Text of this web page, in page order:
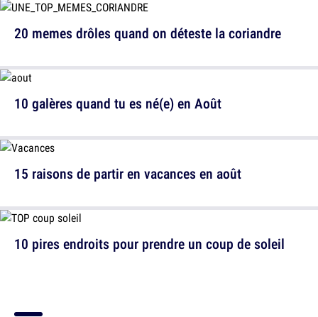
20 memes drôles quand on déteste la coriandre
15 raisons de partir en vacances en août
10 galères quand tu es né(e) en Août
10 pires endroits pour prendre un coup de soleil